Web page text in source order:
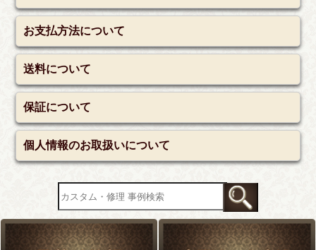
お支払方法について
送料について
保証について
個人情報のお取扱いについて